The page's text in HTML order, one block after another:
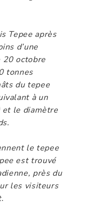
Tepee après
d’une
20 octobre
tonnes
du tepee
à un
et le diamètre
le tepee
est trouvé
près du
les visiteurs